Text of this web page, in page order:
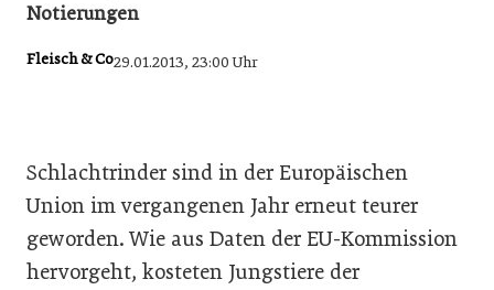
Notierungen
Fleisch & Co29.01.2013, 23:00 Uhr
Schlachtrinder sind in der Europäischen
Union im vergangenen Jahr erneut teurer
geworden. Wie aus Daten der EU-Kommission
hervorgeht, kosteten Jungstiere der